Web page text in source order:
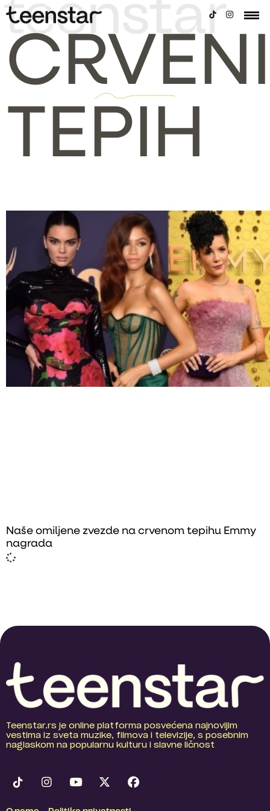
CRVENI
TEPIH
Naše omiljene zvezde na crvenom tepihu Emmy
nagrada
Teenstar.rs je online platforma posvećena najnovijim
vestima iz sveta muzike, filmova i televizije, s posebnim
naglaskom na popularnu kulturu i slavne ličnost